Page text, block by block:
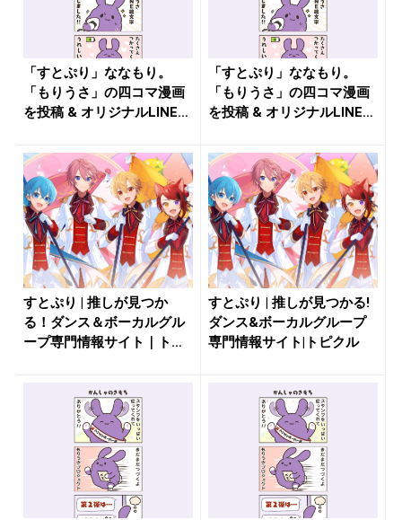
「すとぷり」ななもり。
「もりうさ」の四コマ漫画
を投稿 & オリジナルLINE絵
「すとぷり」ななもり。
「もりうさ」の四コマ漫画
を投稿 & オリジナルLINE絵
すとぷり | 推しが見つか
る！ダンス＆ボーカルグル
ープ専門情報サイト｜トピ
すとぷり | 推しが見つかる!
ダンス&ボーカルグループ
専門情報サイト|トピクル